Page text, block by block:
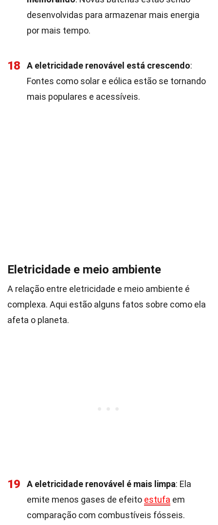
desenvolvidas para armazenar mais energia
por mais tempo.
18 A eletricidade renovável está crescendo:
Fontes como solar e eólica estão se tornando
mais populares e acessíveis.
Eletricidade e meio ambiente
A relação entre eletricidade e meio ambiente é
complexa. Aqui estão alguns fatos sobre como ela
afeta o planeta.
19 A eletricidade renovável é mais limpa: Ela
emite menos gases de efeito estufa em
comparação com combustíveis fósseis.